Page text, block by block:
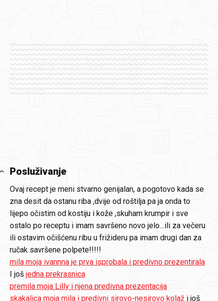
Posluživanje
Ovaj recept je meni stvarno genijalan, a pogotovo kada se
zna desit da ostanu riba ,dvije od roštilja pa ja onda to
lijepo očistim od kostiju i kože ,skuham krumpir i sve
ostalo po receptu i imam savršeno novo jelo…ili za večeru
ili ostavim očišćenu ribu u frižideru pa imam drugi dan za
ručak savršene polpete!!!!!
mila moja ivannna je prva isprobala i predivno prezentirala
I još jedna prekrasnica
premila moja Lilly i njena predivna prezentacija
skakalica moja mila i predivni sirovo-nesirovo kolaž i još